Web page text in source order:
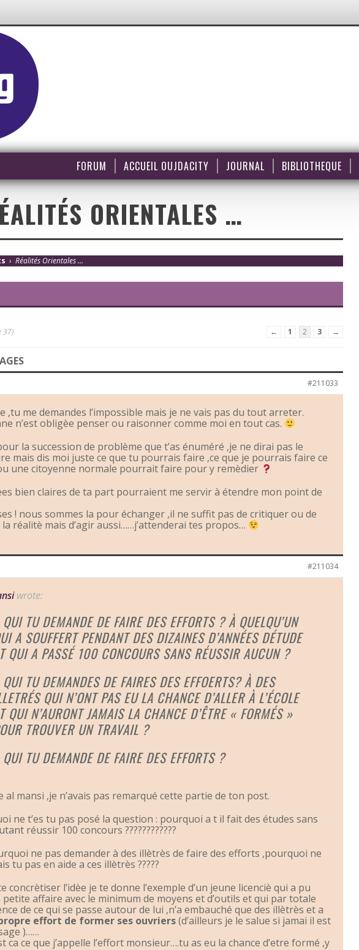
FORUM ACCUEIL OUJDACITY JOURNAL BIBLIOTHEQUE
ORIENTALES …
› Réalités Orientales …
37) ← 1 2 3 →
#211033
,tu me demandes l’impossible mais je ne vais pas du tout arreter.
n’est obligèe penser ou raisonner comme moi en tout cas.
la succession de problème que t’as énuméré ,je ne dirai pas le
mais dis moi juste ce que tu pourrais faire ,ce que je pourrais faire ce
une citoyenne normale pourrait faire pour y remèdier
bien claires de ta part pourraient me servir à étendre mon point de
! nous sommes la pour échanger ,il ne suffit pas de critiquer ou de
réalitè mais d’agir aussi……j’attenderai tes propos…
#211034
wrote:
TU DEMANDE DE FAIRE DES EFFORTS ? À QUELQU’UN
A SOUFFERT PENDANT DES DIZAINES D’ANNÉES DÉTUDE
QUI A PASSÉ 100 CONCOURS SANS RÉUSSIR AUCUN ?
TU DEMANDES DE FAIRES DES EFFOERTS? À DES
QUI N’ONT PAS EU LA CHANCE D’ALLER À L’ÉCOLE
QUI N’AURONT JAMAIS LA CHANCE D’ÊTRE « FORMÉS »
TROUVER UN TRAVAIL ?
TU DEMANDE DE FAIRE DES EFFORTS ?
al mansi ,je n’avais pas remarqué cette partie de ton post.
ne t’es tu pas posé la question : pourquoi a t il fait des études sans
réussir 100 concours ????????????
ne pas demander à des illètrès de faire des efforts ,pourquoi ne
tu pas en aide a ces illètrès ?????
concrètiser l’idèe je te donne l’exemple d’un jeune licenciè qui a pu
petite affaire avec le minimum de moyens et d’outils et qui par totale
de ce qui se passe autour de lui ,n’a embauché que des illètrès et a
effort de former ses ouvriers(d’ailleurs je le salue si jamai il est
)……
ca ce que j’appelle l’effort monsieur….tu as eu la chance d’etre formé ,y